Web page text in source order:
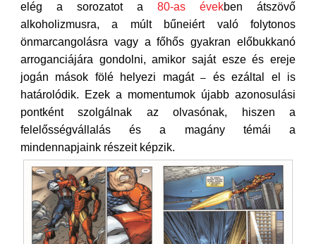
elég a sorozatot a 80-as években átszövő
alkoholizmusra, a múlt bűneiért való folytonos
önmarcangolásra vagy a főhős gyakran előbukkanó
arroganciájára gondolni, amikor saját esze és ereje
jogán mások fölé helyezi magát– és ezáltal el is
határolódik. Ezek a momentumok újabb azonosulási
pontként szolgálnak az olvasónak, hiszen a
felelősségvállalás és a magány témái a
mindennapjaink részeit képzik.